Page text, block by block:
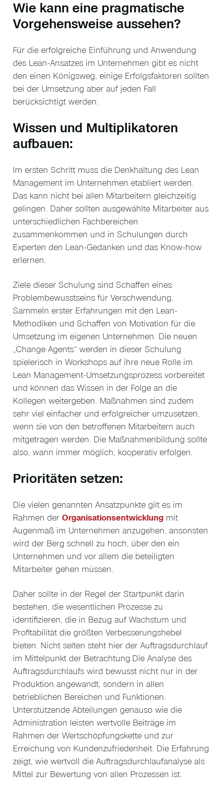
Wie kann eine pragmatische
Vorgehensweise aussehen?
Für die erfolgreiche Einführung und Anwendung
des Lean-Ansatzes im Unternehmen gibt es nicht
den einen Königsweg, einige Erfolgsfaktoren sollten
bei der Umsetzung aber auf jeden Fall
berücksichtigt werden:
Wissen und Multiplikatoren
aufbauen:
Im ersten Schritt muss die Denkhaltung des Lean
Management im Unternehmen etabliert werden.
Das kann nicht bei allen Mitarbeitern gleichzeitig
gelingen. Daher sollten ausgewählte Mitarbeiter aus
unterschiedlichen Fachbereichen
zusammenkommen und in Schulungen durch
Experten den Lean-Gedanken und das Know-how
erlernen.
Ziele dieser Schulung sind Schaffen eines
Problembewusstseins für Verschwendung,
Sammeln erster Erfahrungen mit den Lean-
Methodiken und Schaffen von Motivation für die
Umsetzung im eigenen Unternehmen. Die neuen
„Change Agents“ werden in dieser Schulung
spielerisch in Workshops auf ihre neue Rolle im
Lean Management-Umsetzungsprozess vorbereitet
und können das Wissen in der Folge an die
Kollegen weitergeben. Maßnahmen sind zudem
sehr viel einfacher und erfolgreicher umzusetzen,
wenn sie von den betroffenen Mitarbeitern auch
mitgetragen werden. Die Maßnahmenbildung sollte
also, wann immer möglich, kooperativ erfolgen.
Prioritäten setzen:
Die vielen genannten Ansatzpunkte gilt es im
Rahmen der Organisationsentwicklung mit
Augenmaß im Unternehmen anzugehen, ansonsten
wird der Berg schnell zu hoch, über den ein
Unternehmen und vor allem die beteiligten
Mitarbeiter gehen müssen.
Daher sollte in der Regel der Startpunkt darin
bestehen, die wesentlichen Prozesse zu
identifizieren, die in Bezug auf Wachstum und
Profitabilität die größten Verbesserungshebel
bieten. Nicht selten steht hier der Auftragsdurchlauf
im Mittelpunkt der Betrachtung.Die Analyse des
Auftragsdurchlaufs wird bewusst nicht nur in der
Produktion angewandt, sondern in allen
betrieblichen Bereichen und Funktionen.
Unterstützende Abteilungen genauso wie die
Administration leisten wertvolle Beiträge im
Rahmen der Wertschöpfungskette und zur
Erreichung von Kundenzufriedenheit. Die Erfahrung
zeigt, wie wertvoll die Auftragsdurchlaufanalyse als
Mittel zur Bewertung von allen Prozessen ist.